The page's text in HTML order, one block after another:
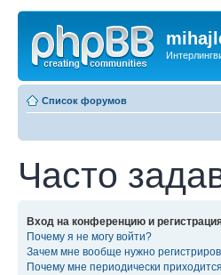
Список форумов
Часто
Вход на конференцию и
Почему я не могу войти?
Зачем мне вообще нужно
Почему мне периодически